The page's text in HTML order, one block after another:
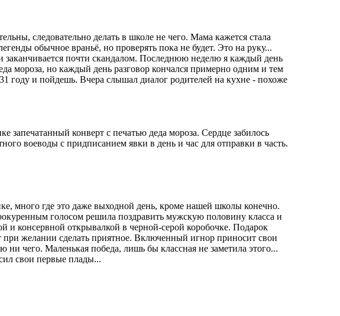
следовательно делать в школе не чего. Мама кажется стала
обычное враньё, но проверять пока не будет. Это на руку...
заканчивается почти скандалом. Последнюю неделю я каждый день
мороза, но каждый день разговор кончался примерно одним и тем
году и пойдешь. Вчера слышал диалог родителей на кухне - похоже
конверт с печатью деда мороза. Сердце забилось
воеводы с придписанием явки в день и час для отправки в часть.
много где это даже выходной день, кроме нашей школы конечно.
голосом решила поздравить мужскую половину класса и
и консервной открывалкой в черной-серой коробочке. Подарок
желании сделать приятное. Включенный игнор приносит свои
чего. Маленькая победа, лишь бы классная не заметила этого...
свои первые плады...